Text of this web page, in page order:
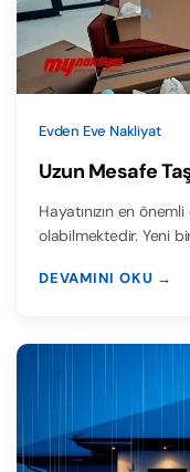
Evden Eve Nakliyat
Uzun Mesafe
Hayatınızın en
olabilmektedir. Yeni
DEVAMINI OKU →